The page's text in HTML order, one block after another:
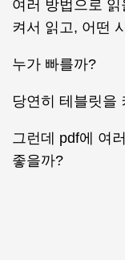
여러 방법으로
켜서 읽고, 어떤
누가 빠를까?
당연히 테블릿을
그런데 pdf에 여
좋을까?